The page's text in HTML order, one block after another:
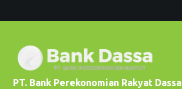
PT. Bank Perekonomian Rakyat Dassa